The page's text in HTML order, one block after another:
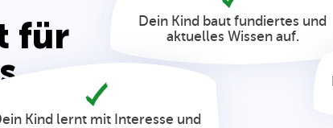
für
Dein Kind baut fundiertes und
aktuelles Wissen auf.
Kind lernt mit Interesse und